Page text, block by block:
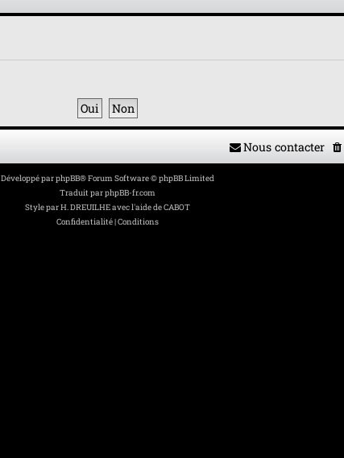
Nous contacter
Développé parphpBB® Forum Software © phpBB Limited
Traduit parphpBB-fr.com
Style parH. DREUILHE avec l'aide de CABOT
Confidentialité|Conditions